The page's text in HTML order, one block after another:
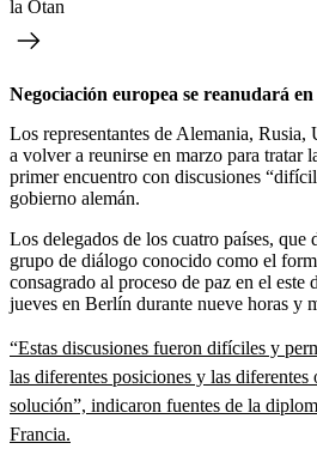
la Otan
Negociación europea se reanudará
Los representantes de Alemania, Rusia,
a volver a reunirse en marzo para tratar
primer encuentro con discusiones
gobierno alemán.
Los delegados de los cuatro países, que
grupo de diálogo conocido como el
consagrado al proceso de paz en el este
jueves en Berlín durante nueve horas y
“Estas discusiones fueron difíciles y
las diferentes posiciones y las diferentes
solución”, indicaron fuentes de la
Francia.